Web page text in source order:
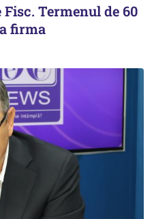
Termenul de 60
firma